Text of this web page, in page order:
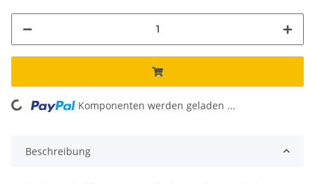
Loading... Komponenten werden geladen ...
Beschreibung